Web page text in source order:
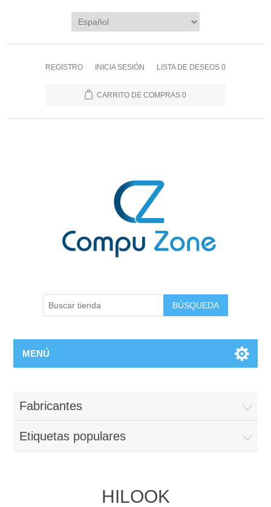
REGISTRO INICIA SESIÓN LISTA DE DESEOS 0
CARRITO DE COMPRAS 0
BÚSQUEDA
MENÚ
Fabricantes
Etiquetas populares
HILOOK